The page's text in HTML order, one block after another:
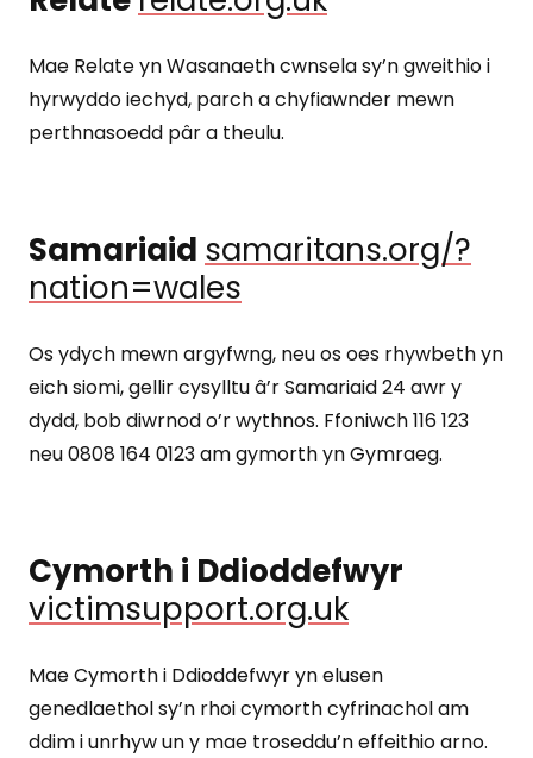
Mae Relate yn Wasanaeth cwnsela sy’n gweithio i
hyrwyddo iechyd, parch a chyfiawnder mewn
perthnasoedd pâr a theulu.
Samariaid samaritans.org/?
nation=wales
Os ydych mewn argyfwng, neu os oes rhywbeth yn
eich siomi, gellir cysylltu â’r Samariaid 24 awr y
dydd, bob diwrnod o’r wythnos. Ffoniwch 116 123
neu 0808 164 0123 am gymorth yn Gymraeg.
Cymorth i Ddioddefwyr
victimsupport.org.uk
Mae Cymorth i Ddioddefwyr yn elusen
genedlaethol sy’n rhoi cymorth cyfrinachol am
ddim i unrhyw un y mae troseddu’n effeithio arno.